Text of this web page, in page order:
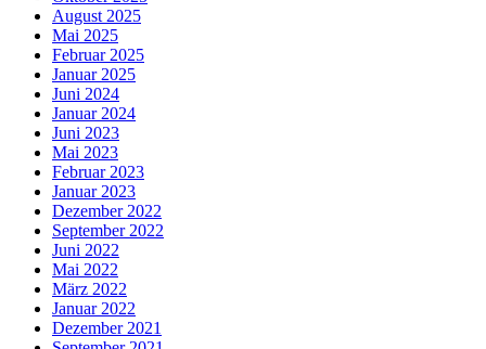
August 2025
Mai 2025
Februar 2025
Januar 2025
Juni 2024
Januar 2024
Juni 2023
Mai 2023
Februar 2023
Januar 2023
Dezember 2022
September 2022
Juni 2022
Mai 2022
März 2022
Januar 2022
Dezember 2021